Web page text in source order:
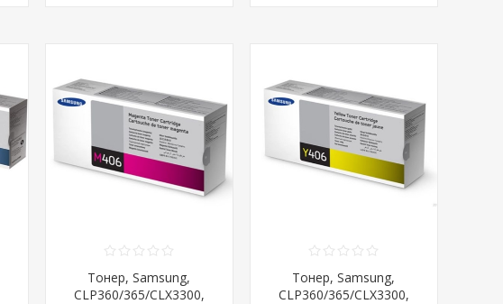
Тонер, Samsung,
CLP360/365/CLX3300,
Тонер, Samsung,
CLP360/365/CLX3300,